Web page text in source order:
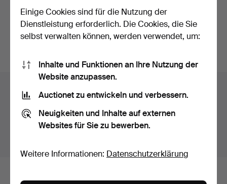
3 Gebote
58 USD
Sie suchen in unserem Archiv der beendeten
Auktionen.
Einige Cookies sind für die Nutzung der
Dienstleistung erforderlich. Die Cookies, die Sie
selbst verwalten können, werden verwendet, um:
Inhalte und Funktionen an Ihre Nutzung der
Website anzupassen.
Auctionet zu entwickeln und verbessern.
Neuigkeiten und Inhalte auf externen
Websites für Sie zu bewerben.
Weitere Informationen: Datenschutzerklärung